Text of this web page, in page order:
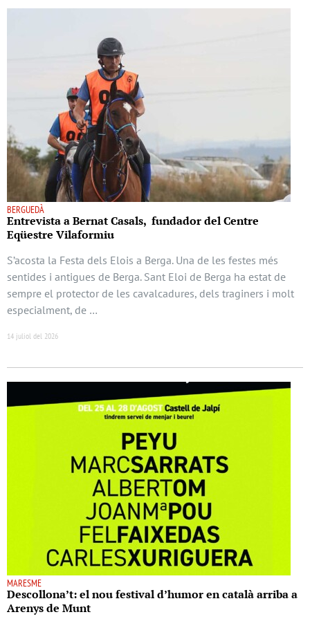
BERGUEDÀ
Entrevista a Bernat Casals, fundador del Centre
Eqüestre Vilaformiu
S’acosta la Festa dels Elois a Berga. Una de les festes més
sentides i antigues de Berga. Sant Eloi de Berga ha estat de
sempre el protector de les cavalcadures, dels traginers i molt
especialment, de …
14 juliol del 2026
MARESME
Descollona’t: el nou festival d’humor en català arriba a
Arenys de Munt